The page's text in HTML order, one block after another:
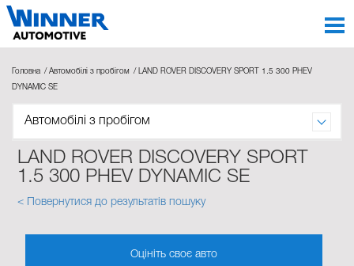
Головна Автомобілі з пробігом LAND ROVER DISCOVERY SPORT 1.5 300 PHEV
DYNAMIC SE
Автомобілі з пробігом
LAND ROVER DISCOVERY SPORT
1.5 300 PHEV DYNAMIC SE
< Повернутися до результатів пошуку
Оцініть своє авто